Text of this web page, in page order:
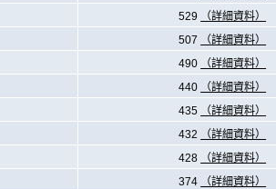
529 （詳細資料）
507 （詳細資料）
490 （詳細資料）
440 （詳細資料）
435 （詳細資料）
432 （詳細資料）
428 （詳細資料）
374 （詳細資料）